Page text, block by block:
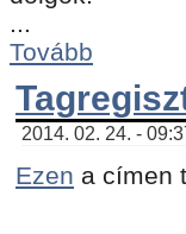
...
Tovább
2014. 02. 24. -
Ezen a címen